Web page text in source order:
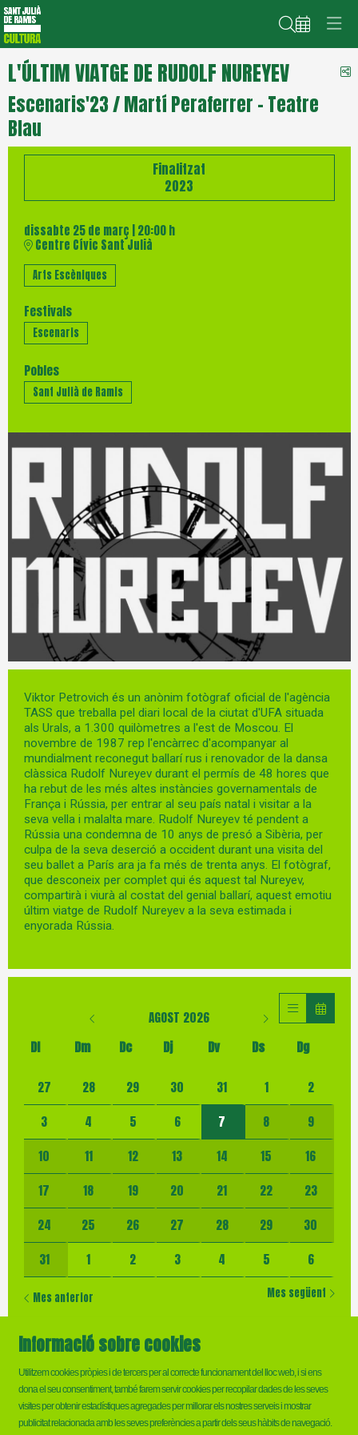
Cerca
L'ÚLTIM VIATGE DE RUDOLF NUREYEV
Escenaris'23 / Martí Peraferrer - Teatre
Blau
Finalitzat
2023
dissabte 25 de març 20:00 h
Centre Cívic Sant Julià
Arts Escèniques
Festivals
Escenaris
Pobles
Sant Julià de Ramis
Diapositiva 1 de 1
Viktor Petrovich és un anònim fotògraf oficial de l'agència
TASS que treballa pel diari local de la ciutat d'UFA situada
als Urals, a 1.300 quilòmetres a l'est de Moscou. El
novembre de 1987 rep l'encàrrec d'acompanyar al
mundialment reconegut ballarí rus i renovador de la dansa
clàssica Rudolf Nureyev durant el permís de 48 hores que
ha rebut de les més altes instàncies governamentals de
França i Rússia, per entrar al seu país natal i visitar a la
seva vella i malalta mare. Rudolf Nureyev té pendent a
Rússia una condemna de 10 anys de presó a Sibèria, per
culpa de la seva deserció a occident durant una visita del
seu ballet a París ara ja fa més de trenta anys. El fotògraf,
que desconeix per complet qui és aquest tal Nureyev,
compartirà i viurà al costat del genial ballarí, aquest emotiu
últim viatge de Rudolf Nureyev a la seva estimada i
enyorada Rússia.
AGOST 2026
Dl
Dm Dc Dj Dv Ds
Dg
No hi ha cap activitat aquest mes
27 28 29 30 31 1
2
3
4 5 6 7 8
9
10
11 12 13 14 15
16
17
18 19 20 21 22
23
24
25 26 27 28 29
30
31
1 2 3 4 5 6
Mes anterior Mes següent
Sitemap | Ús de Cookies | Contactar
Informació sobre cookies
Utilitzem cookies pròpies i de tercers per al correcte funcionament del lloc web, i si ens
dona el seu consentiment, també farem servir cookies per recopilar dades de les seves
visites per obtenir estadístiques agregades per millorar els nostres serveis i mostrar
publicitat relacionada amb les seves preferències a partir dels seus hàbits de navegació.